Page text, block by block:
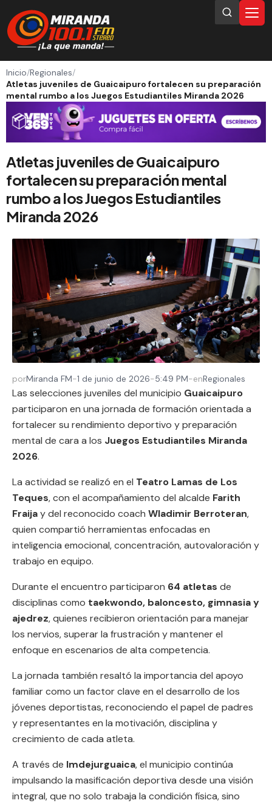
Inicio/Regionales/
Atletas juveniles de Guaicaipuro fortalecen su preparación
mental rumbo a los Juegos Estudiantiles Miranda 2026
Atletas juveniles de Guaicaipuro
fortalecen su preparación mental
rumbo a los Juegos Estudiantiles
Miranda 2026
porMiranda FM-1 de junio de 2026-5:49 PM-enRegionales
Las selecciones juveniles del municipio Guaicaipuro
participaron en una jornada de formación orientada a
fortalecer su rendimiento deportivo y preparación
mental de cara a los Juegos Estudiantiles Miranda
2026.
La actividad se realizó en el Teatro Lamas de Los
Teques, con el acompañamiento del alcalde Farith
Fraijay del reconocido coach Wladimir Berroteran,
quien compartió herramientas enfocadas en
inteligencia emocional, concentración, autovaloración y
trabajo en equipo.
Durante el encuentro participaron 64 atletas de
disciplinas como taekwondo, baloncesto, gimnasia y
ajedrez, quienes recibieron orientación para manejar
los nervios, superar la frustración y mantener el
enfoque en escenarios de alta competencia.
La jornada también resaltó la importancia del apoyo
familiar como un factor clave en el desarrollo de los
jóvenes deportistas, reconociendo el papel de padres
y representantes en la motivación, disciplina y
crecimiento de cada atleta.
A través de Imdejurguaica, el municipio continúa
impulsando la masificación deportiva desde una visión
integral, que no solo trabaja la condición física, sino